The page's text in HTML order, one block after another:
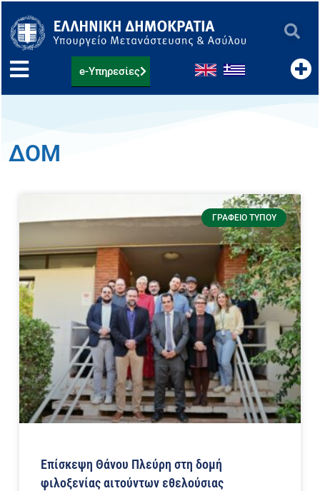
στο
περιεχόμενο
e-Υπηρεσίες
ΔΟΜ
ΓΡΑΦΕΊΟ ΤΎΠΟΥ
Επίσκεψη Θάνου Πλεύρη στη δομή
φιλοξενίας αιτούντων εθελούσιας